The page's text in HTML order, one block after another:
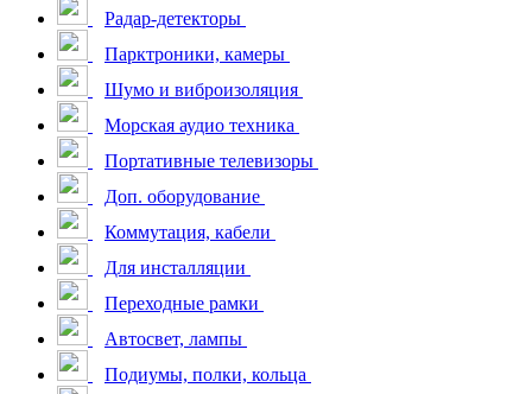
Радар-детекторы
Парктроники, камеры
Шумо и виброизоляция
Морская аудио техника
Портативные телевизоры
Доп. оборудование
Коммутация, кабели
Для инсталляции
Переходные рамки
Автосвет, лампы
Подиумы, полки, кольца